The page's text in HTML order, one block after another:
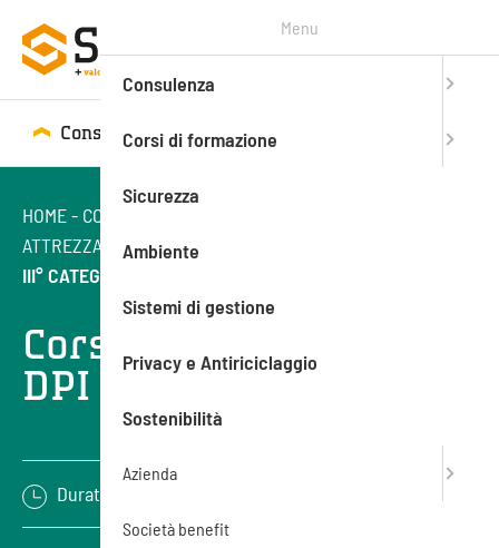
Consulenza Corsi di formazione
HOME- CORSI DI FORMAZIONE
ATTREZZATURE DI LAVORO
III° CATEGORIA
Corso aggiornamento
DPI III° categoria
Durata: 4 ore
Menu
Consulenza
Corsi di formazione
Sicurezza
Ambiente
Sistemi di gestione
Privacy e Antiriciclaggio
Sostenibilità
Azienda
Società benefit